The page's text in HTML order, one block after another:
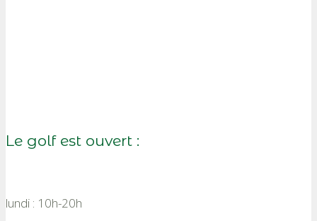
Le golf est ouvert :
lundi : 10h-20h